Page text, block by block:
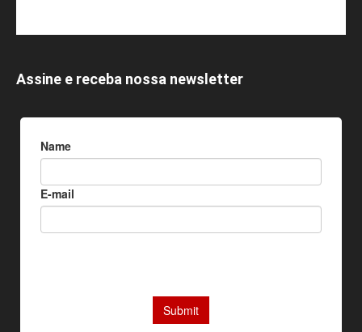
Assine e receba nossa newsletter